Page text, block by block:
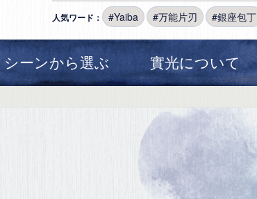
人気ワード： Yaiba 万能片刃 銀座包丁
シーンから選ぶ 實光について